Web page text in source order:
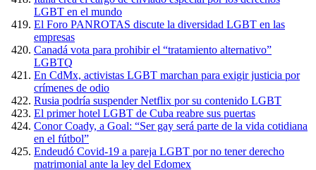
LGBT en el mundo
El Foro PANROTAS discute la diversidad LGBT en las
empresas
Canadá vota para prohibir el “tratamiento alternativo”
LGBTQ
En CdMx, activistas LGBT marchan para exigir justicia por
crímenes de odio
Rusia podría suspender Netflix por su contenido LGBT
El primer hotel LGBT de Cuba reabre sus puertas
Conor Coady, a Goal: “Ser gay será parte de la vida cotidiana
en el fútbol”
Endeudó Covid-19 a pareja LGBT por no tener derecho
matrimonial ante la ley del Edomex